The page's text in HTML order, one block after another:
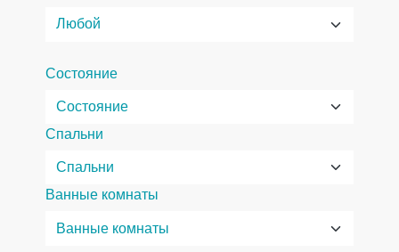
Состояние
Спальни
Ванные комнаты